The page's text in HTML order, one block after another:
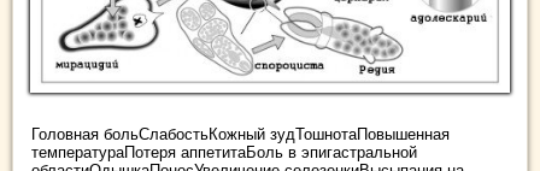
Головная больСлабостьКожный зудТошнотаПовышенная
температураПотеря аппетитаБоль в эпигастральной